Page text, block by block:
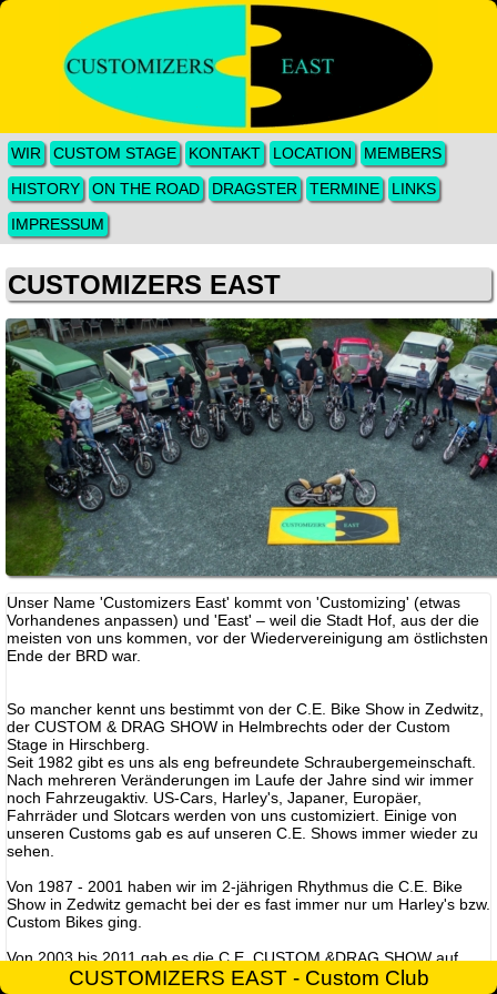
WIR CUSTOM STAGE KONTAKT LOCATION
MEMBERS
HISTORY
ON THE ROAD DRAGSTER TERMINE
LINKS
IMPRESSUM
CUSTOMIZERS EAST - Custom Club
CUSTOMIZERS EAST
Unser Name 'Customizers East' kommt von 'Customizing' (etwas
Vorhandenes anpassen) und 'East' – weil die Stadt Hof, aus der die
meisten von uns kommen, vor der Wiedervereinigung am östlichsten
Ende der BRD war.
So mancher kennt uns bestimmt von der C.E. Bike Show in Zedwitz,
der CUSTOM & DRAG SHOW in Helmbrechts oder der Custom
Stage in Hirschberg.
Seit 1982 gibt es uns als eng befreundete Schraubergemeinschaft.
Nach mehreren Veränderungen im Laufe der Jahre sind wir immer
noch Fahrzeugaktiv. US-Cars, Harley's, Japaner, Europäer,
Fahrräder und Slotcars werden von uns customiziert. Einige von
unseren Customs gab es auf unseren C.E. Shows immer wieder zu
sehen.
Von 1987 - 2001 haben wir im 2-jährigen Rhythmus die C.E. Bike
Show in Zedwitz gemacht bei der es fast immer nur um Harley's bzw.
Custom Bikes ging.
Von 2003 bis 2011 gab es die C.E. CUSTOM &DRAG SHOW auf
dem Flugplatz in Helmbrechts.